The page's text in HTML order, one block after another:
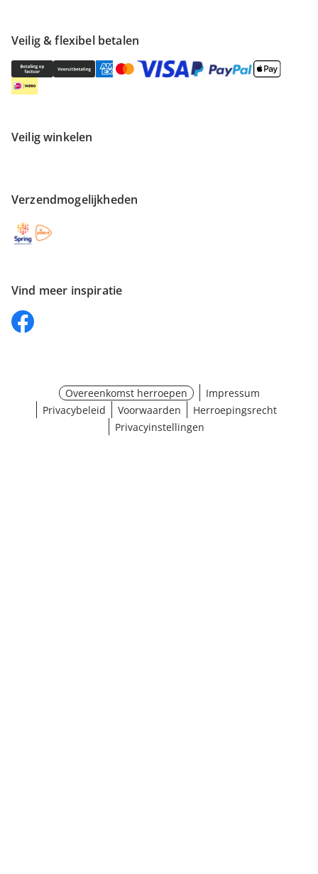
Veilig & flexibel betalen
Veilig winkelen
Verzendmogelijkheden
Vind meer inspiratie
Overeenkomst herroepen
Impressum
Privacybeleid
Voorwaarden
Herroepingsrecht
Privacyinstellingen